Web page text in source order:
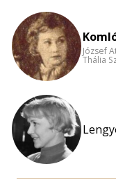
József
Thália